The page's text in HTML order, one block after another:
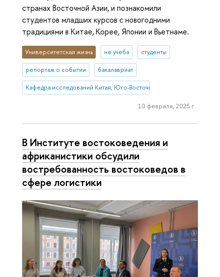
странах Восточной Азии, и познакомили
студентов младших курсов с новогодними
традициями в Китае, Корее, Японии и Вьетнаме.
Университетская жизнь не учеба студенты
репортаж о событии бакалавриат
Кафедра исследований Китая, Юго-Восточной и Южной Азии
10 февраля, 2025 г.
В Институте востоковедения и
африканистики обсудили
востребованность востоковедов в
сфере логистики